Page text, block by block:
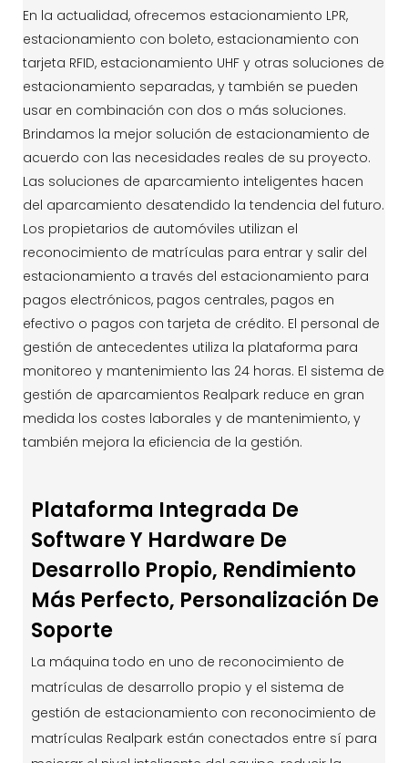
En la actualidad, ofrecemos estacionamiento LPR,
estacionamiento con boleto, estacionamiento con
tarjeta RFID, estacionamiento UHF y otras soluciones de
estacionamiento separadas, y también se pueden
usar en combinación con dos o más soluciones.
Brindamos la mejor solución de estacionamiento de
acuerdo con las necesidades reales de su proyecto.
Las soluciones de aparcamiento inteligentes hacen
del aparcamiento desatendido la tendencia del futuro.
Los propietarios de automóviles utilizan el
reconocimiento de matrículas para entrar y salir del
estacionamiento a través del estacionamiento para
pagos electrónicos, pagos centrales, pagos en
efectivo o pagos con tarjeta de crédito. El personal de
gestión de antecedentes utiliza la plataforma para
monitoreo y mantenimiento las 24 horas. El sistema de
gestión de aparcamientos Realpark reduce en gran
medida los costes laborales y de mantenimiento, y
también mejora la eficiencia de la gestión.
Plataforma Integrada De
Software Y Hardware De
Desarrollo Propio, Rendimiento
Más Perfecto, Personalización De
Soporte
La máquina todo en uno de reconocimiento de
matrículas de desarrollo propio y el sistema de
gestión de estacionamiento con reconocimiento de
matrículas Realpark están conectados entre sí para